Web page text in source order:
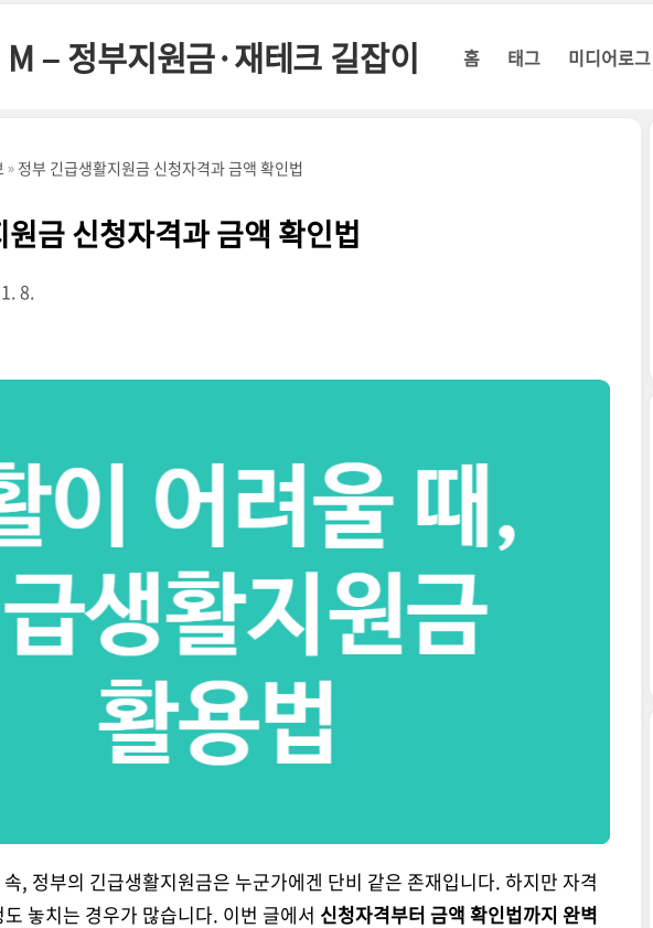
– 정부지원금·재테크 길잡이 홈 태그 미디어로그
정부 긴급생활지원금 신청자격과 금액 확인법
금 신청자격과 금액 확인법
8.
, 정부의 긴급생활지원금은 누군가에겐 단비 같은 존재입니다. 하지만 자격
놓치는 경우가 많습니다. 이번 글에서 신청자격부터 금액 확인법까지 완벽